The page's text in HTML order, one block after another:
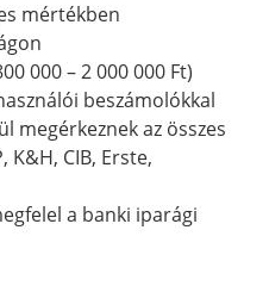
mértékben
000 – 2 000 000 Ft)
beszámolókkal
megérkeznek az összes
K&H, CIB, Erste,
a banki iparági